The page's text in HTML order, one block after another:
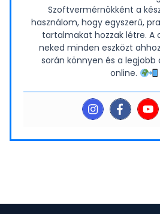
Szoftvermérnökként a
használom, hogy egyszerű,
tartalmakat hozzak létre. A
neked minden eszközt
során könnyen és a legjobb
online.